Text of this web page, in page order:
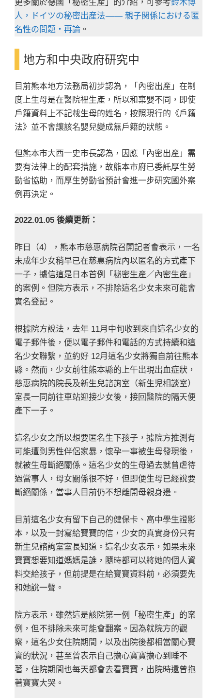
更多關於德國「秘密生產」的介紹，可參考鈴木博
人，ドイツの秘密出産法 — — 親子関係における匿
名性の問題・再論 。
地方和中央政府研究中
目前熊本地方法務局初步認為，「內密出產」在制
度上生母是在醫院裡生產，所以和棄嬰不同，即使
戶籍資料上不記載生母的姓名，按照現行的《戶籍
法》並不會讓該名嬰兒變成無戶籍的狀態。
但熊本市大西一史市長認為，因應「內密出產」需
要有法律上的配套措施，故熊本市府已委託厚生勞
動省協助，而厚生勞動省預計會進一步研究國外案
例再決定。
2022.01.05 後續更新：
昨日（4），熊本市慈惠病院召開記者會表示，一名
未成年少女稍早已在慈惠病院內以匿名的方式產下
一子，據信這是日本首例「秘密生產／內密生產」
的案例。但院方表示，不排除這名少女未來可能會
實名登記。
根據院方說法，去年 11月中旬收到來自這名少女的
電子郵件後，便以電子郵件和電話的方式持續和這
名少女聯繫，並約好 12月這名少女將獨自前往熊本
縣。然而，少女前往熊本縣的上午出現出血症狀，
慈惠病院的院長及新生兒諮詢室（新生児相談室）
室長一同前往車站迎接少女後，接回醫院的隔天便
產下一子。
這名少女之所以想要匿名生下孩子，據院方推測有
可能遭到男性伴侶家暴，懷孕一事被生母發現後，
就被生母斷絕關係。這名少女的生母過去就曾虐待
過當事人，母女關係很不好，但即便生母已經說要
斷絕關係，當事人目前仍不想離開母親身邊。
目前這名少女有留下自己的健保卡、高中學生證影
本，以及一封寫給寶寶的信，少女的真實身份只有
新生兒諮詢室室長知道。這名少女表示，如果未來
寶寶想要知道媽媽是誰，隨時都可以將她的個人資
料交給孩子，但前提是在給寶寶資料前，必須要先
和她說一聲。
院方表示，雖然這是該院第一例「秘密生產」的案
例，但不排除未來可能會翻案。因為就院方的觀
察，這名少女住院期間，以及出院後都相當關心寶
寶的狀況，甚至曾表示自己擔心寶寶擔心到睡不
著，住院期間也每天都會去看寶寶，出院時還曾抱
著寶寶大哭。